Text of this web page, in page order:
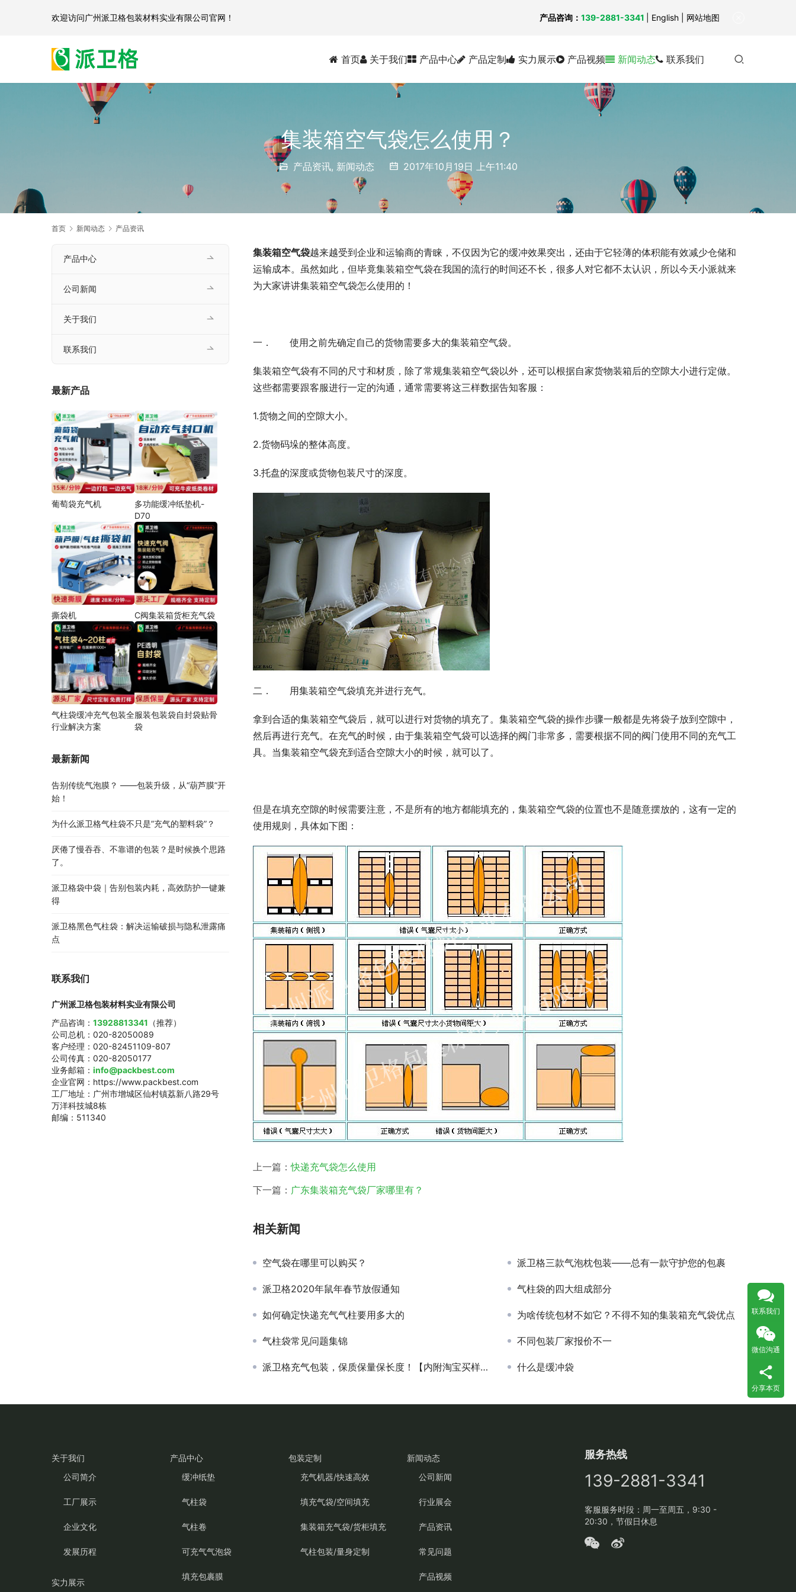
首页 关于我们 产品中心 产品定制 实力展示 产品视频 新闻动态 联系我们
集装箱空气袋怎么使用？
产品资讯, 新闻动态 2017年10月19日 上午11:40
首页 新闻动态 产品资讯
集装箱空气袋越来越受到企业和运输商的青睐，不仅因为它的缓冲效果突出，还由于它轻薄的体积能有效减少仓储和
运输成本。虽然如此，但毕竟集装箱空气袋在我国的流行的时间还不长，很多人对它都不太认识，所以今天小派就来
为大家讲讲集装箱空气袋怎么使用的！
一． 使用之前先确定自己的货物需要多大的集装箱空气袋。
集装箱空气袋有不同的尺寸和材质，除了常规集装箱空气袋以外，还可以根据自家货物装箱后的空隙大小进行定做。
这些都需要跟客服进行一定的沟通，通常需要将这三样数据告知客服：
1.货物之间的空隙大小。
2.货物码垛的整体高度。
3.托盘的深度或货物包装尺寸的深度。
二． 用集装箱空气袋填充并进行充气。
拿到合适的集装箱空气袋后，就可以进行对货物的填充了。集装箱空气袋的操作步骤一般都是先将袋子放到空隙中，
然后再进行充气。在充气的时候，由于集装箱空气袋可以选择的阀门非常多，需要根据不同的阀门使用不同的充气工
具。当集装箱空气袋充到适合空隙大小的时候，就可以了。
但是在填充空隙的时候需要注意，不是所有的地方都能填充的，集装箱空气袋的位置也不是随意摆放的，这有一定的
使用规则，具体如下图：
上一篇：快递充气袋怎么使用
下一篇： 广东集装箱充气袋厂家哪里有？
相关新闻
空气袋在哪里可以购买？ 派卫格三款气泡枕包装——总有一款守护您的包裹
派卫格2020年鼠年春节放假通知 气柱袋的四大组成部分
如何确定快递充气气柱要用多大的 为啥传统包材不如它？不得不知的集装箱充气袋优点
气柱袋常见问题集锦 不同包装厂家报价不一
派卫格充气包装，保质保量保长度！【内附淘宝买样评测】 什么是缓冲袋
产品中心
公司新闻
关于我们
联系我们
最新产品
葡萄袋充气机
多功能缓冲纸垫机-
D70
撕袋机 C阀集装箱货柜充气袋
气柱袋缓冲充气包装全
行业解决方案
服装包装袋自封袋贴骨
袋
最新新闻
告别传统气泡膜？ ——包装升级，从“葫芦膜”开
始！
为什么派卫格气柱袋不只是”充气的塑料袋”？
厌倦了慢吞吞、不靠谱的包装？是时候换个思路
了。
派卫格袋中袋｜告别包装内耗，高效防护一键兼
得
派卫格黑色气柱袋：解决运输破损与隐私泄露痛
点
联系我们
广州派卫格包装材料实业有限公司
产品咨询： 13928813341 （推荐）
公司总机：020-82050089
客户经理：020-82451109-807
公司传真：020-82050177
业务邮箱： info@packbest.com
企业官网：https://www.packbest.com
工厂地址：广州市增城区仙村镇荔新八路29号
万洋科技城8栋
邮编：511340
关于我们
公司简介
工厂展示
企业文化
发展历程
实力展示
产品中心
缓冲纸垫
气柱袋
气柱卷
可充气气泡袋
填充包裹膜
包装定制
充气机器/快速高效
填充气袋/空间填充
集装箱充气袋/货柜填充
气柱包装/量身定制
新闻动态
公司新闻
行业展会
产品资讯
常见问题
产品视频
服务热线
139-2881-3341
客服服务时段：周一至周五，9:30 -
20:30，节假日休息
联系我们
微信沟通
分享本页
欢迎访问广州派卫格包装材料实业有限公司官网 ！ 产品咨询： 139-2881-3341 English | 网站地图